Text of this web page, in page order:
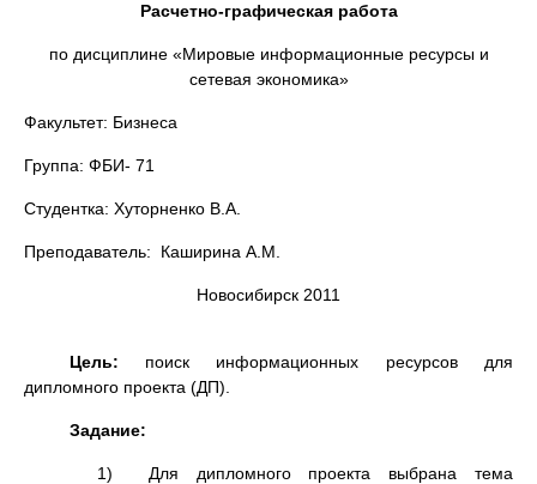
Расчетно-графическая работа
по дисциплине «Мировые информационные ресурсы и
сетевая экономика»
Факультет: Бизнеса
Группа: ФБИ- 71
Студентка: Хуторненко В.А.
Преподаватель: Каширина А.М.
Новосибирск 2011
Цель: поиск информационных ресурсов для
дипломного проекта (ДП).
Задание:
1) Для дипломного проекта выбрана тема